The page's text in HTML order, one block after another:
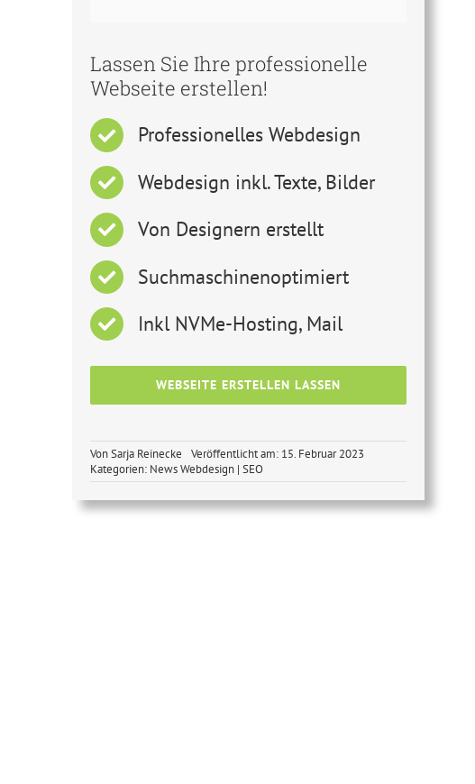
Lassen Sie Ihre professionelle
Webseite erstellen!
Professionelles Webdesign
Webdesign inkl. Texte, Bilder
Von Designern erstellt
Suchmaschinenoptimiert
Inkl NVMe-Hosting, Mail
WEBSEITE ERSTELLEN LASSEN
VonSarja Reinecke
Veröffentlicht am: 15. Februar 2023
Kategorien: News Webdesign | SEO